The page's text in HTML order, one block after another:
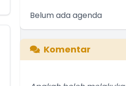
Belum ada agenda
Komentar